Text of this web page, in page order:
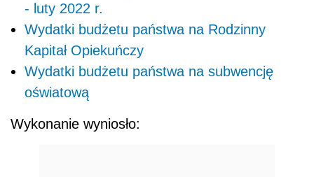
- luty 2022 r.
Wydatki budżetu państwa na Rodzinny
Kapitał Opiekuńczy
Wydatki budżetu państwa na subwencję
oświatową
Wykonanie wyniosło: